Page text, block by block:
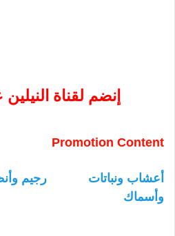
إنضم لقناة
Promotion Content
أعشاب ونباتات رجيم
وأسماك